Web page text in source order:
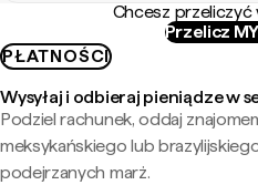
Chcesz
Przelicz
PŁATNOŚCI
Wysyłaj i odbieraj pieniądze w
Podziel rachunek, oddaj
meksykańskiego lub
podejrzanych marż.